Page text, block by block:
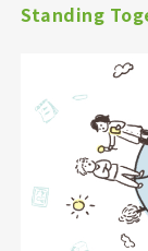
Standing